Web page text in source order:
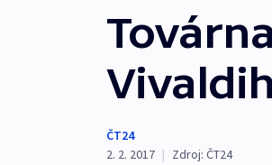
ČT24
2. 2. 2017 | Zdroj: ČT24